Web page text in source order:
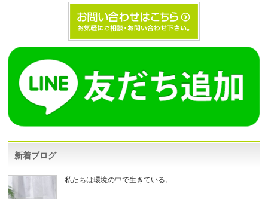
※以下の項目に当てはまる場合、当店での施術は控
えさせていただき施術を中断する場合がございます
事を予め了承いただきますようお願い申し上げます
◉ 心臓病、高血圧、腎臓病、糖尿病、てんかんなど
のご病気の方
◉ 悪性腫瘍、動脈瘤・動脈硬化・静脈瘤のある方
◉ 半年以内に手術をされた方、又は著しく体力が低
下している方
◉ 現在お薬を服用中の方
◉ 伝染性皮膚炎・重度の水虫、皮膚に炎症がある方
◉ 怪我・火傷・打撲・捻挫などの炎症・肉離れをお
こしている方
◉ 感染症のある方
◉ 泥酔されている方
◉ 妊娠中の方
◉ 重度の皮膚疾患、重篤な病気、熱がある方、伝染
新着ブログ
私たちは環境の中で生きている。